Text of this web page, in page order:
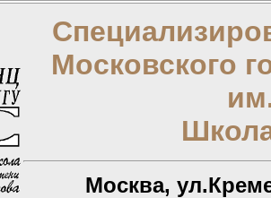
Московского
Москва,